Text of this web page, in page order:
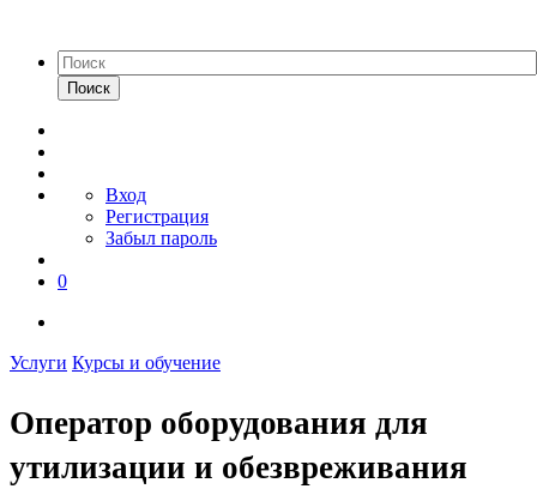
Поиск
Вход
Регистрация
Забыл пароль
0
Услуги Курсы и обучение
Оператор оборудования для
утилизации и обезвреживания